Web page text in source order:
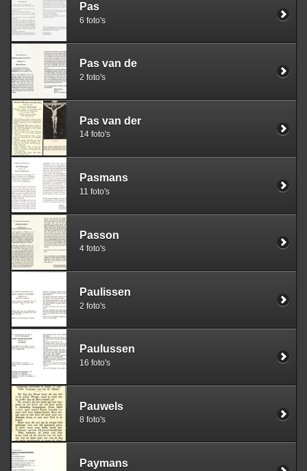
Pas
6 foto's
Pas van de
2 foto's
Pas van der
14 foto's
Pasmans
11 foto's
Passon
4 foto's
Paulissen
2 foto's
Paulussen
16 foto's
Pauwels
8 foto's
Paymans